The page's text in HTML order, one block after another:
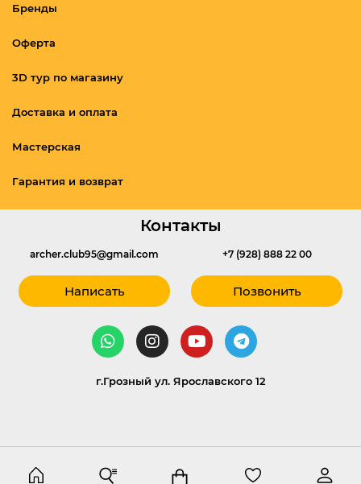
Бренды
Оферта
3D тур по магазину
Доставка и оплата
Мастерская
Гарантия и возврат
Контакты
archer.club95@gmail.com
Написать
+7 (928) 888 22 00
Позвонить
г.Грозный ул. Ярославского 12